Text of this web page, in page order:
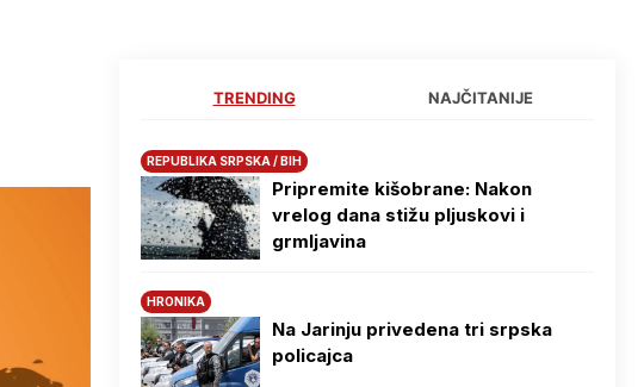
TRENDING NAJČITANIJE
REPUBLIKA SRPSKA / BIH
Pripremite kišobrane: Nakon
vrelog dana stižu pljuskovi i
grmljavina
HRONIKA
Na Јarinju privedena tri srpska
policajca